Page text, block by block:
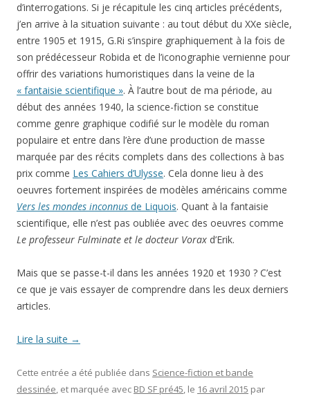
d’interrogations. Si je récapitule les cinq articles précédents,
j’en arrive à la situation suivante : au tout début du XXe siècle,
entre 1905 et 1915, G.Ri s’inspire graphiquement à la fois de
son prédécesseur Robida et de l’iconographie vernienne pour
offrir des variations humoristiques dans la veine de la
« fantaisie scientifique ». À l’autre bout de ma période, au
début des années 1940, la science-fiction se constitue
comme genre graphique codifié sur le modèle du roman
populaire et entre dans l’ère d’une production de masse
marquée par des récits complets dans des collections à bas
prix comme Les Cahiers d’Ulysse. Cela donne lieu à des
oeuvres fortement inspirées de modèles américains comme
Vers les mondes inconnus de Liquois. Quant à la fantaisie
scientifique, elle n’est pas oubliée avec des oeuvres comme
Le professeur Fulminate et le docteur Vorax d’Erik.
Mais que se passe-t-il dans les années 1920 et 1930 ? C’est
ce que je vais essayer de comprendre dans les deux derniers
articles.
Lire la suite →
Cette entrée a été publiée dans Science-fiction et bande
dessinée, et marquée avec BD SF pré45, le 16 avril 2015 par